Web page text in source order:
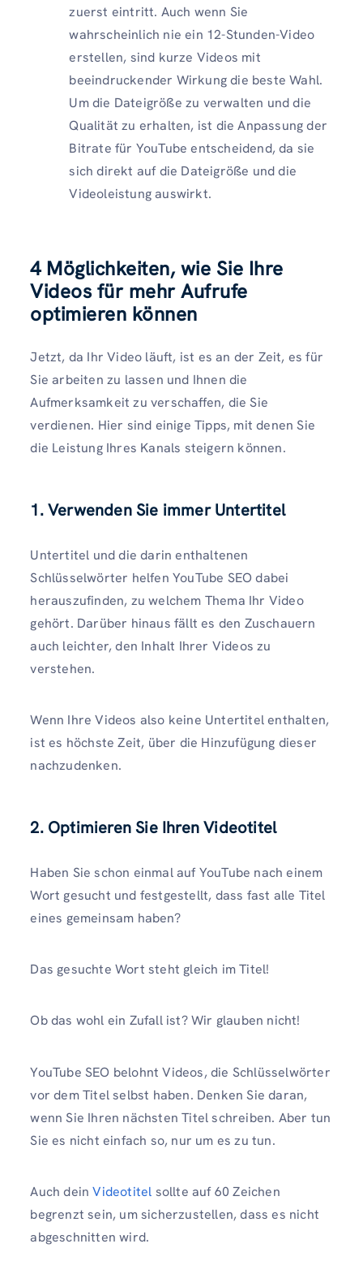
zuerst eintritt. Auch wenn Sie
wahrscheinlich nie ein 12-Stunden-Video
erstellen, sind kurze Videos mit
beeindruckender Wirkung die beste Wahl.
Um die Dateigröße zu verwalten und die
Qualität zu erhalten, ist die Anpassung der
Bitrate für YouTube entscheidend, da sie
sich direkt auf die Dateigröße und die
Videoleistung auswirkt.
4 Möglichkeiten, wie Sie Ihre
Videos für mehr Aufrufe
optimieren können
Jetzt, da Ihr Video läuft, ist es an der Zeit, es für
Sie arbeiten zu lassen und Ihnen die
Aufmerksamkeit zu verschaffen, die Sie
verdienen. Hier sind einige Tipps, mit denen Sie
die Leistung Ihres Kanals steigern können.
1. Verwenden Sie immer Untertitel
Untertitel und die darin enthaltenen
Schlüsselwörter helfen YouTube SEO dabei
herauszufinden, zu welchem ​​Thema Ihr Video
gehört. Darüber hinaus fällt es den Zuschauern
auch leichter, den Inhalt Ihrer Videos zu
verstehen.
Wenn Ihre Videos also keine Untertitel enthalten,
ist es höchste Zeit, über die Hinzufügung dieser
nachzudenken.
2. Optimieren Sie Ihren Videotitel
Haben Sie schon einmal auf YouTube nach einem
Wort gesucht und festgestellt, dass fast alle Titel
eines gemeinsam haben?
Das gesuchte Wort steht gleich im Titel!
Ob das wohl ein Zufall ist? Wir glauben nicht!
YouTube SEO belohnt Videos, die Schlüsselwörter
vor dem Titel selbst haben. Denken Sie daran,
wenn Sie Ihren nächsten Titel schreiben. Aber tun
Sie es nicht einfach so, nur um es zu tun.
Auch deinVideotitel sollte auf 60 Zeichen
begrenzt sein, um sicherzustellen, dass es nicht
abgeschnitten wird.